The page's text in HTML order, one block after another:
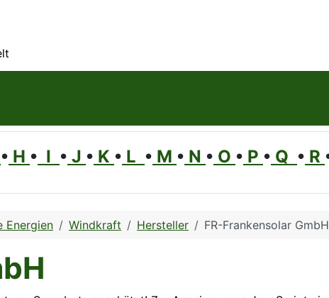
• H • I • J • K • L • M • N • O • P • Q • R
Energien Windkraft Hersteller FR-Frankensolar GmbH